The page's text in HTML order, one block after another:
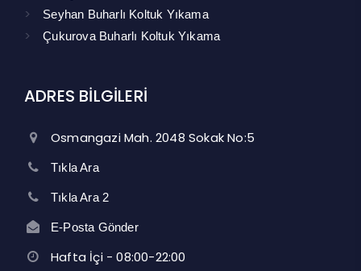
Seyhan Buharlı Koltuk Yıkama
Çukurova Buharlı Koltuk Yıkama
ADRES BİLGİLERİ
Osmangazi Mah. 2048 Sokak No:5
Tıkla Ara
Tıkla Ara 2
E-Posta Gönder
Hafta İçi - 08:00-22:00